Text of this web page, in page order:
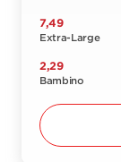
7,49
Extra-Large
2,29
Bambino